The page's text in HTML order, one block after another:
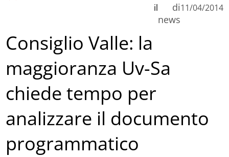
di
news
il 11/04/2014
Consiglio Valle: la
maggioranza Uv-Sa
chiede tempo per
analizzare il documento
programmatico